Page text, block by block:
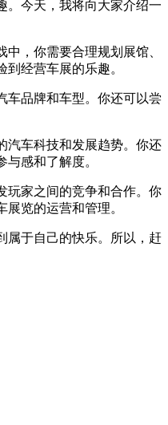
。今天，我将向大家介绍一
，你需要合理规划展馆、
经营车展的乐趣。
车品牌和车型。你还可以尝
汽车科技和发展趋势。你还
感和了解度。
玩家之间的竞争和合作。你
览的运营和管理。
属于自己的快乐。所以，赶